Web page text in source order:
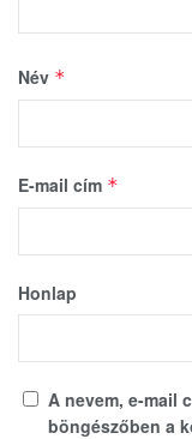
Név *
E-mail cím *
Honlap
A nevem, e-mail
böngészőben a